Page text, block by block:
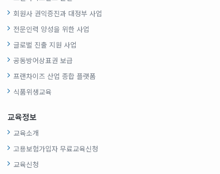
회원사 권익증진과 대정부 사업
전문인력 양성을 위한 사업
글로벌 진출 지원 사업
공동방어상표권 보급
프랜차이즈 산업 종합 플랫폼
식품위생교육
교육정보
교육소개
고용보험가입자 무료교육신청
교육신청